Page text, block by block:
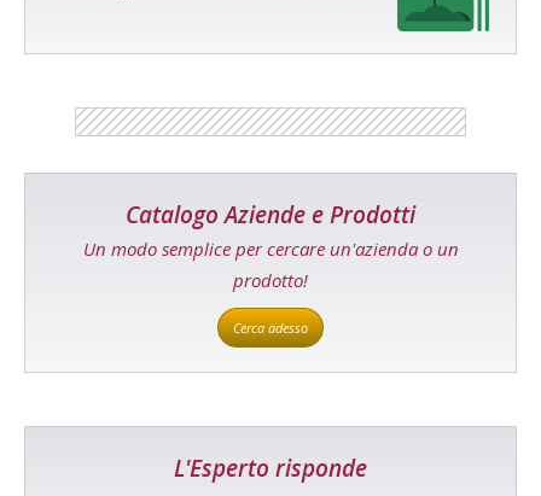
Catalogo Aziende e Prodotti
Un modo semplice per cercare un'azienda o un
prodotto!
Cerca adesso
L'Esperto risponde